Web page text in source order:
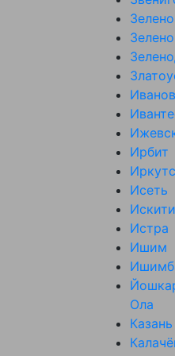
Ирбит
Исеть
Истра
Ишим
Ола
Казань